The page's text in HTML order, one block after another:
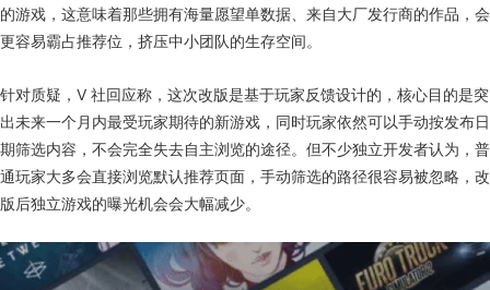
的游戏，这意味着那些拥有海量愿望单数据、来自大厂发行商的作品，会
更容易霸占推荐位，挤压中小团队的生存空间。
针对质疑，V 社回应称，这次改版是基于玩家反馈设计的，核心目的是突
出未来一个月内最受玩家期待的新游戏，同时玩家依然可以手动按发布日
期筛选内容，不会完全失去自主浏览的途径。但不少独立开发者认为，普
通玩家大多会直接浏览默认推荐页面，手动筛选的路径很容易被忽略，改
版后独立游戏的曝光机会会大幅减少。